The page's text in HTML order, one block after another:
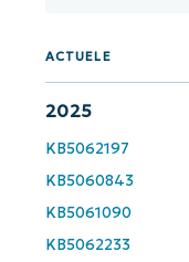
ACTUELE
2025
KB5062197
KB5060843
KB5061090
KB5062233
Business
number*
Land